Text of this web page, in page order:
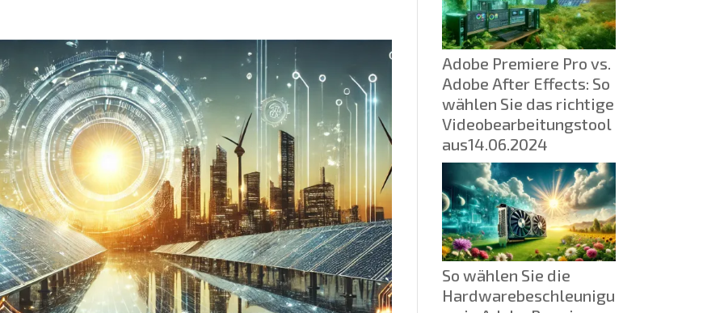
Adobe Premiere Pro vs.
Adobe After Effects: So
wählen Sie das richtige
Videobearbeitungstool
aus14.06.2024
So wählen Sie die
Hardwarebeschleunigu